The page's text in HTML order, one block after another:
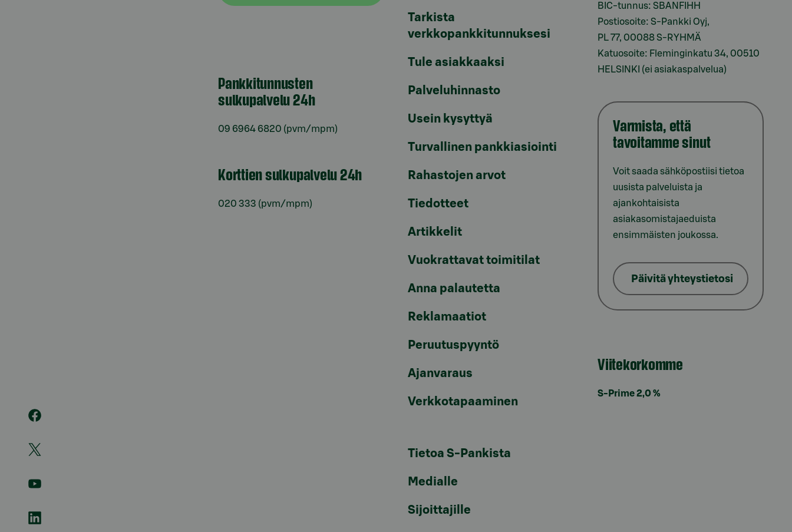
Pankkitunnusten
sulkupalvelu 24h
09 6964 6820 (pvm/mpm)
Korttien sulkupalvelu 24h
020 333 (pvm/mpm)
Tarkista
verkkopankkitunnuksesi
Tule asiakkaaksi
Palveluhinnasto
Usein kysyttyä
Turvallinen pankkiasiointi
Rahastojen arvot
Tiedotteet
Artikkelit
Vuokrattavat toimitilat
Anna palautetta
Reklamaatiot
Peruutuspyyntö
Ajanvaraus
Verkkotapaaminen
Tietoa S-Pankista
Medialle
Sijoittajille
BIC-tunnus: SBANFIHH
Postiosoite: S-Pankki Oyj,
PL 77, 00088 S-RYHMÄ
Katuosoite: Fleminginkatu 34, 00510
HELSINKI (ei asiakaspalvelua)
Varmista, että
tavoitamme sinut
Voit saada sähköpostiisi tietoa
uusista palveluista ja
ajankohtaisista
asiakasomistajaeduista
ensimmäisten joukossa.
Päivitä yhteystietosi
Viitekorkomme
S-Prime 2,0 %